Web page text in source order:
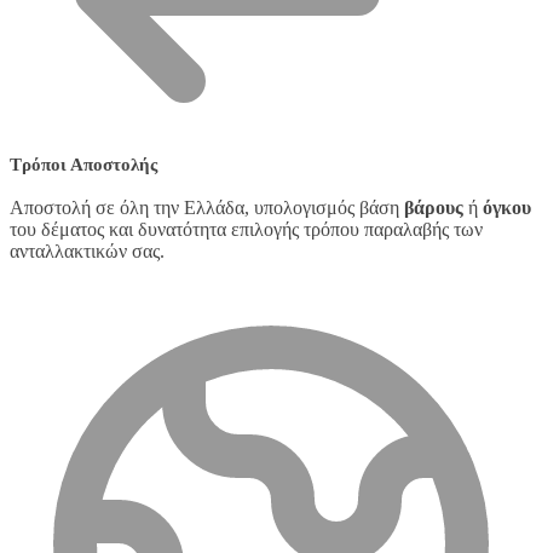
Τρόποι Αποστολής
Αποστολή σε όλη την Ελλάδα, υπολογισμός βάση βάρους ή όγκου
του δέματος και δυνατότητα επιλογής τρόπου παραλαβής των
ανταλλακτικών σας.